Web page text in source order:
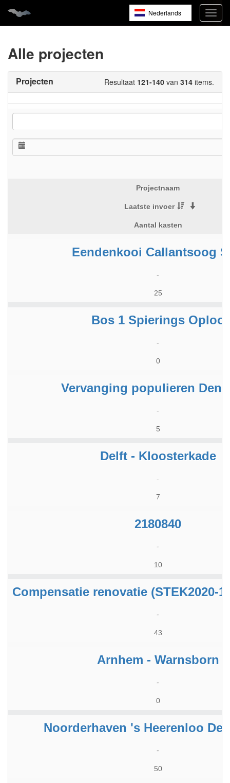
Nederlands
Alle projecten
Resultaat 121-140 van 314 items.
Projecten
Projectnaam
Laatste invoer
Aantal kasten
Eendenkooi Callantsoog
-
25
Bos 1 Spierings Oploo
-
0
Vervanging populieren Den
-
5
Delft - Kloosterkade
-
7
2180840
-
10
Compensatie renovatie (STEK2020-
-
43
Arnhem - Warnsborn
-
0
Noorderhaven 's Heerenloo
-
50